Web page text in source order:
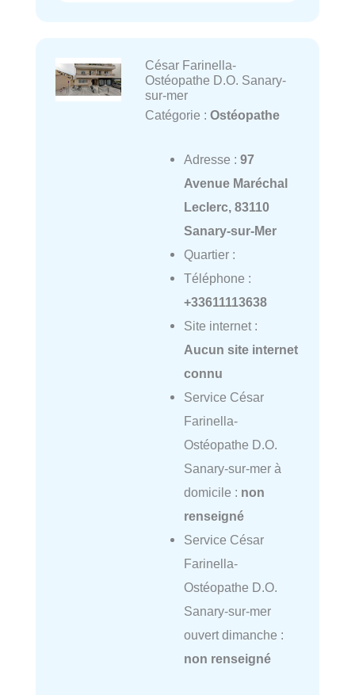
César Farinella-
Ostéopathe D.O. Sanary-
sur-mer
Catégorie : Ostéopathe
Adresse : 97
Avenue Maréchal
Leclerc, 83110
Sanary-sur-Mer
Quartier :
Téléphone :
+33611113638
Site internet :
Aucun site internet
connu
Service César
Farinella-
Ostéopathe D.O.
Sanary-sur-mer à
domicile : non
renseigné
Service César
Farinella-
Ostéopathe D.O.
Sanary-sur-mer
ouvert dimanche :
non renseigné